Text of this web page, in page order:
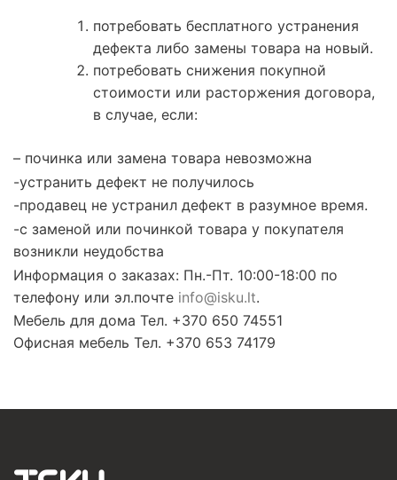
потребовать бесплатного устранения
дефекта либо замены товара на новый.
потребовать снижения покупной
стоимости или расторжения договора,
в случае, если:
– починка или замена товара невозможна
-устранить дефект не получилось
-продавец не устранил дефект в разумное время.
-с заменой или починкой товара у покупателя
возникли неудобства
Информация о заказах: Пн.-Пт. 10:00-18:00 по
телефону или эл.почте info@isku.lt.
Мебель для дома Тел. +370 650 74551
Офисная мебель Тел. +370 653 74179